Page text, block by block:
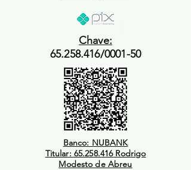
Chave:
65.258.416/0001-50
Banco: NUBANK
Titular: 65.258.416 Rodrigo
Modesto de Abreu